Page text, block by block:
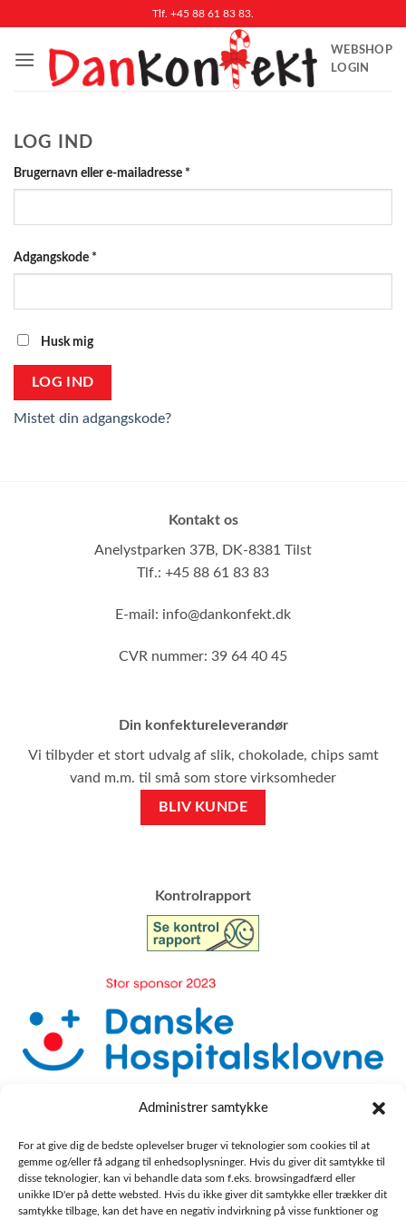
Administrer samtykke
For at give dig de bedste oplevelser bruger vi teknologier som cookies til at
gemme og/eller få adgang til enhedsoplysninger. Hvis du giver dit samtykke til
disse teknologier, kan vi behandle data som f.eks. browsingadfærd eller
unikke ID'er på dette websted. Hvis du ikke giver dit samtykke eller trækker dit
samtykke tilbage, kan det have en negativ indvirkning på visse funktioner og
indhold
Tlf. +45 88 61 83 83.
WEBSHOP
LOGIN
LOG IND
Brugernavn eller e-mailadresse *
Adgangskode *
Husk mig
LOG IND
Mistet din adgangskode?
Kontakt os
Anelystparken 37B, DK-8381 Tilst
Tlf.: +45 88 61 83 83
E-mail: info@dankonfekt.dk
CVR nummer: 39 64 40 45
Din konfektureleverandør
Vi tilbyder et stort udvalg af slik, chokolade, chips samt
vand m.m. til små som store virksomheder
BLIV KUNDE
​Kontrolrapport